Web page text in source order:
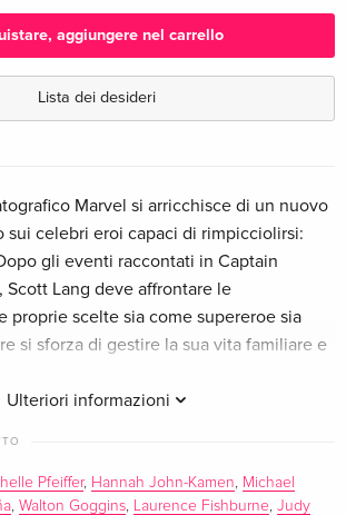
Steelbook, 4K Ultra
CHF 18.50
Steelbook, 4K Ultra
aggiungere nel carrello
Lista dei desideri
Ulteriori informazioni
Marvel si arricchisce di un nuovo
sui celebri eroi capaci di rimpicciolirsi:
gli eventi raccontati in Captain
Scott Lang deve affrontare le
proprie scelte sia come supereroe sia
si sforza di gestire la sua vita familiare e
da Hope van Dyne e dal Dr. Hank
sui segreti del proprio passato
Pfeiffer, Hannah John-Kamen
Michael
Walton Goggins Laurence Fishburne Judy